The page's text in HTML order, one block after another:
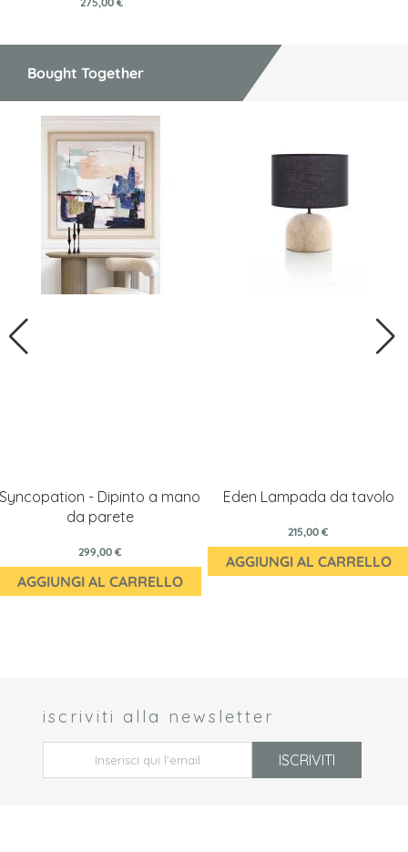
Bought Together
Syncopation - Dipinto a mano
da parete
299,00 €
AGGIUNGI AL CARRELLO
Eden Lampada da tavolo
215,00 €
AGGIUNGI AL CARRELLO
iscriviti alla newsletter
ISCRIVITI